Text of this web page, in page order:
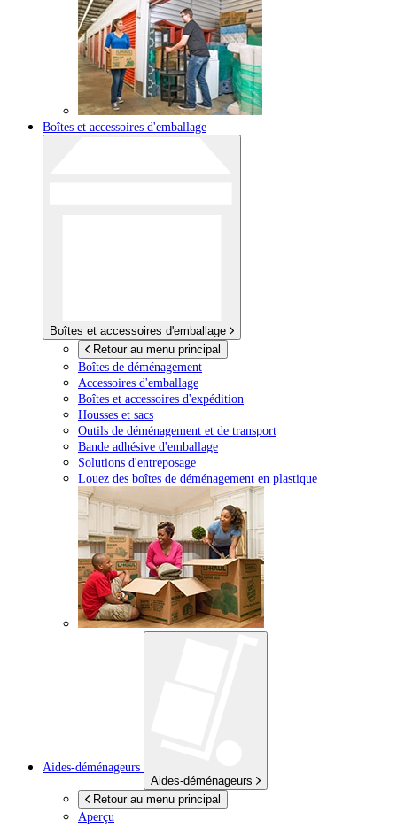
Boîtes et accessoires d'emballage
Boîtes et accessoires d'emballage
Retour au menu principal
Boîtes de déménagement
Accessoires d'emballage
Boîtes et accessoires d'expédition
Housses et sacs
Outils de déménagement et de transport
Bande adhésive d'emballage
Solutions d'entreposage
Louez des boîtes de déménagement en plastique
Aides-déménageurs
Aides-déménageurs
Retour au menu principal
Aperçu